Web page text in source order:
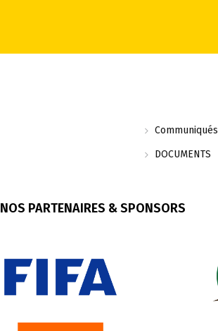
Communiqués
DOCUMENTS
NOS PARTENAIRES & SPONSORS